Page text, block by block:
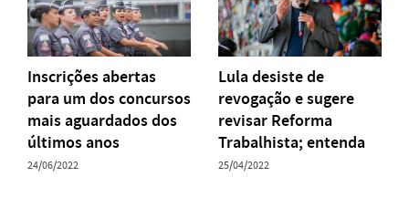
Inscrições abertas
para um dos concursos
mais aguardados dos
últimos anos
24/06/2022
Lula desiste de
revogação e sugere
revisar Reforma
Trabalhista; entenda
25/04/2022